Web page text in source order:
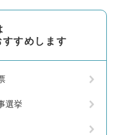
すめします
選挙